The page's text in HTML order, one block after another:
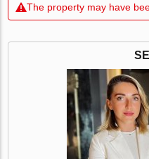
The property may have